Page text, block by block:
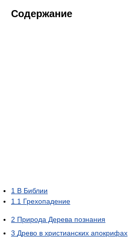
Содержание
1 В Библии
1.1 Грехопадение
2 Природа Дерева познания
3 Древо в христианских апокрифах